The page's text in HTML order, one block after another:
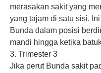
merasakan sakit yang
yang tajam di satu sisi.
Bunda dalam posisi
mandi hingga ketika
3. Trimester 3
Jika perut Bunda sakit